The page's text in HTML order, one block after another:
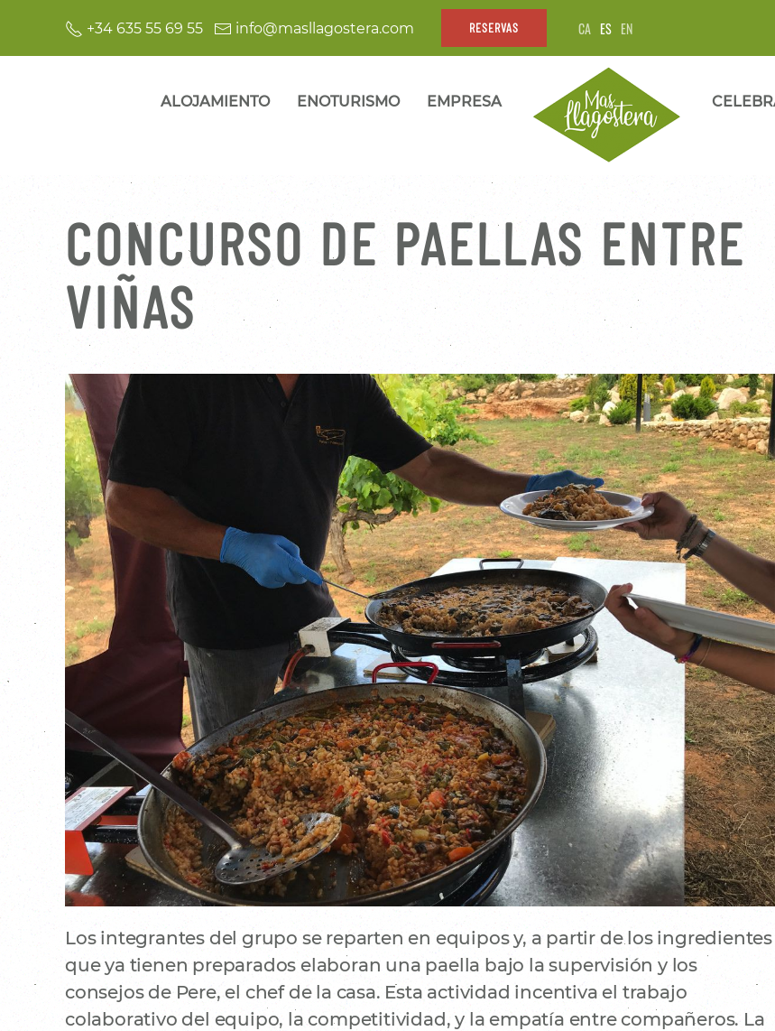
+34 635 55 69 55 info@masllagostera.com RESERVAS CA ES EN
ALOJAMIENTO ENOTURISMO EMPRESA
CONCURSO DE PAELLAS ENTRE
VIÑAS
Los integrantes del grupo se reparten en equipos y, a partir de los ingredientes
que ya tienen preparados elaboran una paella bajo la supervisión y los
consejos de Pere, el chef de la casa. Esta actividad incentiva el trabajo
colaborativo del equipo, la competitividad, y la empatía entre compañeros. La